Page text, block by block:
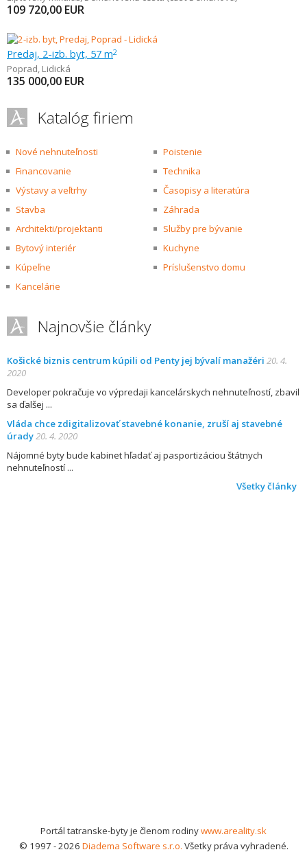
109 720,00 EUR
Predaj, 2-izb. byt, 57 m2
Poprad, Lidická
135 000,00 EUR
Katalóg firiem
Nové nehnuteľnosti
Poistenie
Financovanie
Technika
Výstavy a veľtrhy
Časopisy a literatúra
Stavba
Záhrada
Architekti/projektanti
Služby pre bývanie
Bytový interiér
Kuchyne
Kúpeľne
Príslušenstvo domu
Kancelárie
Najnovšie články
Košické biznis centrum kúpili od Penty jej bývalí manažéri 20. 4.
2020
Developer pokračuje vo výpredaji kancelárskych nehnuteľností, zbavil
sa ďalšej
Vláda chce zdigitalizovať stavebné konanie, zruší aj stavebné
úrady20. 4. 2020
Nájomné byty bude kabinet hľadať aj pasportizáciou štátnych
nehnuteľností
Všetky články
Portál tatranske-byty je členom rodinywww.areality.sk
© 1997 - 2026 Diadema Software s.r.o. Všetky práva vyhradené.